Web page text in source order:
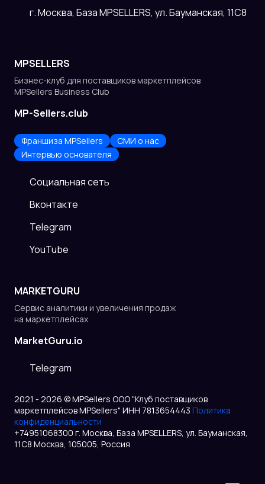
г. Москва, База MPSELLERS, ул. Бауманская, 11С8
MPSELLERS
Бизнес-клуб для поставщиковмаркетплейсов
MPSellers Business Club
MP-Sellers.club
Франшиза MPSellers
СМИ о нас
Интервью основателя
Cоциальная сеть
Вконтакте
Telegram
YouTube
MARKETGURU
Сервис аналитики и увеличения продаж
на маркетплейсах
MarketGuru.io
Telegram
2021 - 2026 © MPSellers ООО "Клуб поставщиков
маркетплейсов MPSellers" ИНН 7813654443 Политика
конфиденциальности
+74951068300 г. Москва, База MPSELLERS, ул. Бауманская,
11С8 Москва, 105005, Россия